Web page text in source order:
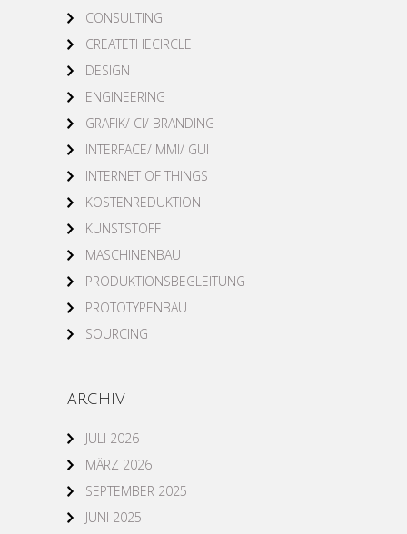
CONSULTING
CREATETHECIRCLE
DESIGN
ENGINEERING
GRAFIK/ CI/ BRANDING
INTERFACE/ MMI/ GUI
INTERNET OF THINGS
KOSTENREDUKTION
KUNSTSTOFF
MASCHINENBAU
PRODUKTIONSBEGLEITUNG
PROTOTYPENBAU
SOURCING
ARCHIV
JULI 2026
MÄRZ 2026
SEPTEMBER 2025
JUNI 2025